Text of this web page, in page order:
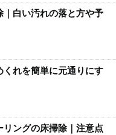
｜白い汚れの落と方や予
れを簡単に元通りにす
ングの床掃除｜注意点